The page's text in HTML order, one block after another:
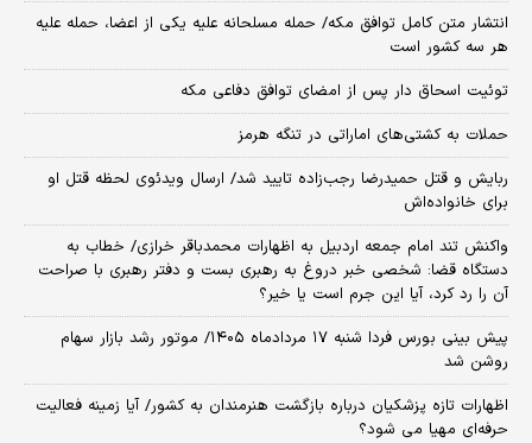
انتشار متن کامل توافق مکه/ حمله مسلحانه علیه یکی از اعضا، حمله علیه
هر سه کشور است
توئیت اسحاق دار پس از امضای توافق دفاعی مکه
حملات به کشتی‌های اماراتی در تنگه هرمز
ربایش و قتل حمیدرضا رجب‌زاده تایید شد/ ارسال ویدئوی لحظه قتل او
برای خانواده‌اش
واکنش تند امام جمعه اردبیل به اظهارات محمدباقر خرازی/ خطاب به
دستگاه قضا: شخصی خبر دروغ به رهبری بست و دفتر رهبری با صراحت
آن را رد کرد، آیا این جرم است یا خیر؟
پیش بینی بورس فردا شنبه ۱۷ مردادماه ۱۴۰۵/ موتور رشد بازار سهام
روشن شد
اظهارات تازه پزشکیان درباره بازگشت هنرمندان به کشور/ آیا زمینه فعالیت
حرفه‌ای مهیا می شود؟